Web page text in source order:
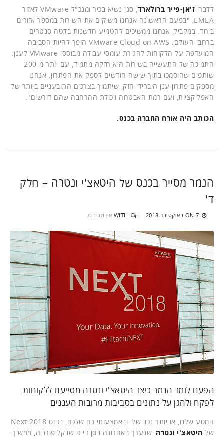
לדברי ז'אן-פייר ברולארד
, סגן נשיא בכיר ומנכ"ל VMware לאזור
EMEA, "בפעם הראשונה אנחנו משיקים את השירות במספר אזורים
ביחד. במקביל, אנחנו ממשיכים להטמיע חדשנות בדטה סנטרים
ברחבי העולם. VMware Cloud on AWS הופך להיות הסביבה
המועדפת על הלקוחות להגירת עומסי עבודה מבוססי VMware לענן.
התמיכה של התעשייה בשירות היא חזקה מתמיד, עם יותר מ-200
שותפים שהוסמכו בתוך שישה חודשים לספק את הפתרון. אנחנו
מספקים פתרון ענן היברידי חזק, שיתמוך בצרכים התובעניים ביותר של
האפליקציות, ועם רמת האבטחה ויכולת ההרחבה שהם דורשים".
הכותב היה אורח החברה בכנס.
הנמר מסייר בכנס של היטאצ'י ונטרה – חלק
ד'
ON 7 באוקטובר 2018 WITH אין תגובות
הפעם לומד הנמר כיצד היטאצ'י ונטרה מסייעת ללקוחות
לפקח ולהגן על נתונים בסביבות מרובות העננים
המסע שלנו, או יותר נכון שלי ובאמצעותי גם שלכם, בכנס Next 2018
של היטאצ'י ונטרה , שנערך באחרונה בסן דייגו שבקליפורניה, ממשיך.